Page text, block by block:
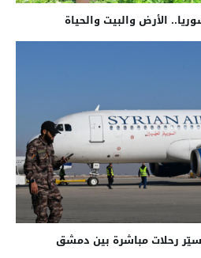
الأرض والبيت والحياة
رحلات مباشرة بين دمشق